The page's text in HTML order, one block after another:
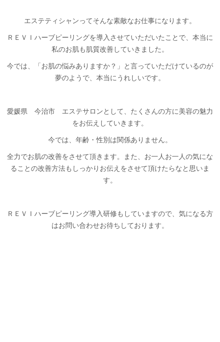
エステティシャンってそんな素敵なお仕事になります。
ＲＥＶＩハーブピーリングを導入させていただいたことで、本当に
私のお肌も肌質改善していきました。
今では、「お肌の悩みありますか？」と言っていただけているのが
夢のようで、本当にうれしいです。
愛媛県 今治市 エステサロンとして、たくさんの方に美容の魅力
をお伝えしていきます。
今では、年齢・性別は関係ありません。
全力でお肌の改善をさせて頂きます。また、お一人お一人の気にな
ることの改善方法もしっかりお伝えをさせて頂けたらなと思いま
す。
ＲＥＶＩハーブピーリング導入研修もしていますので、気になる方
はお問い合わせお待ちしております。